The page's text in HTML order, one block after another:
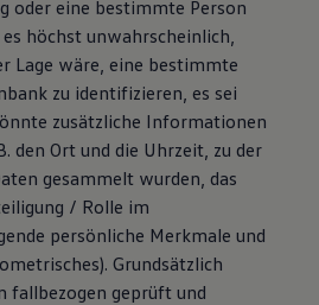
oder eine bestimmte Person
höchst unwahrscheinlich,
Lage wäre, eine bestimmte
zu identifizieren, es sei
zusätzliche Informationen
den Ort und die Uhrzeit, zu der
gesammelt wurden, das
/ Rolle im
persönliche Merkmale und
Grundsätzlich
fallbezogen geprüft und